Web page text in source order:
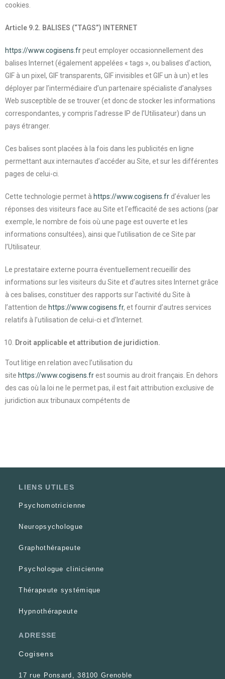
cookies.
Article 9.2. BALISES (“TAGS”) INTERNET
https://www.cogisens.frpeut employer occasionnellement des
balises Internet (également appelées « tags », ou balises d’action,
GIF à un pixel, GIF transparents, GIF invisibles et GIF un à un) et les
déployer par l’intermédiaire d’un partenaire spécialiste d’analyses
Web susceptible de se trouver (et donc de stocker les informations
correspondantes, y compris l’adresse IP de l’Utilisateur) dans un
pays étranger.
Ces balises sont placées à la fois dans les publicités en ligne
permettant aux internautes d’accéder au Site, et sur les différentes
pages de celui-ci.
Cette technologie permet à https://www.cogisens.fr d’évaluer les
réponses des visiteurs face au Site et l’efficacité de ses actions (par
exemple, le nombre de fois où une page est ouverte et les
informations consultées), ainsi que l’utilisation de ce Site par
l’Utilisateur.
Le prestataire externe pourra éventuellement recueillir des
informations sur les visiteurs du Site et d’autres sites Internet grâce
à ces balises, constituer des rapports sur l’activité du Site à
l’attention de https://www.cogisens.fr, et fournir d’autres services
relatifs à l’utilisation de celui-ci et d’Internet.
Droit applicable et attribution de juridiction.
Tout litige en relation avec l’utilisation du
site https://www.cogisens.frest soumis au droit français. En dehors
des cas où la loi ne le permet pas, il est fait attribution exclusive de
juridiction aux tribunaux compétents de
LIENS UTILES
Psychomotricienne
Neuropsychologue
Graphothérapeute
Psychologue clinicienne
Thérapeute systémique
Hypnothérapeute
ADRESSE
Cogisens
17 rue Ponsard, 38100 Grenoble